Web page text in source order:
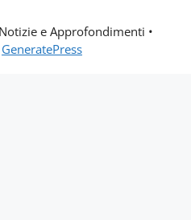
e Approfondimenti •
GeneratePress